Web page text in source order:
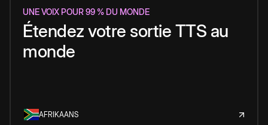
UNE VOIX POUR 99 % DU MONDE
Étendez votre sortie TTS au
monde
AFRIKAANS